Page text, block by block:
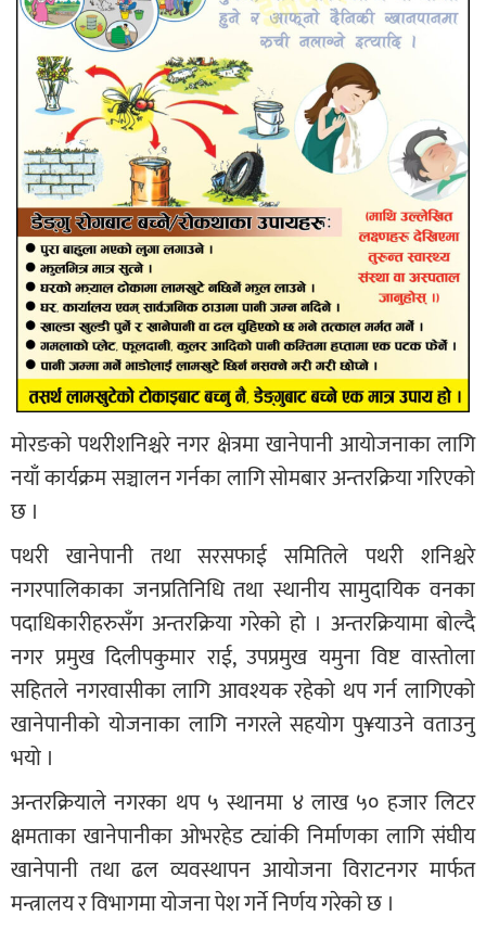
मोरङको पथरीशनिश्चरे नगर क्षेत्रमा खानेपानी आयोजनाका लागि
नयाँ कार्यक्रम सञ्चालन गर्नका लागि सोमबार अन्तरक्रिया गरिएको
छ ।
पथरी खानेपानी तथा सरसफाई समितिले पथरी शनिश्चरे
नगरपालिकाका जनप्रतिनिधि तथा स्थानीय सामुदायिक वनका
पदाधिकारीहरुसँग अन्तरक्रिया गरेको हो । अन्तरक्रियामा बोल्दै
नगर प्रमुख दिलीपकुमार राई, उपप्रमुख यमुना विष्ट वास्तोला
सहितले नगरवासीका लागि आवश्यक रहेको थप गर्न लागिएको
खानेपानीको योजनाका लागि नगरले सहयोग पु¥याउने वताउनु
भयो ।
अन्तरक्रियाले नगरका थप ५ स्थानमा ४ लाख ५० हजार लिटर
क्षमताका खानेपानीका ओभरहेड ट्यांकी निर्माणका लागि संघीय
खानेपानी तथा ढल व्यवस्थापन आयोजना विराटनगर मार्फत
मन्त्रालय र विभागमा योजना पेश गर्ने निर्णय गरेको छ ।